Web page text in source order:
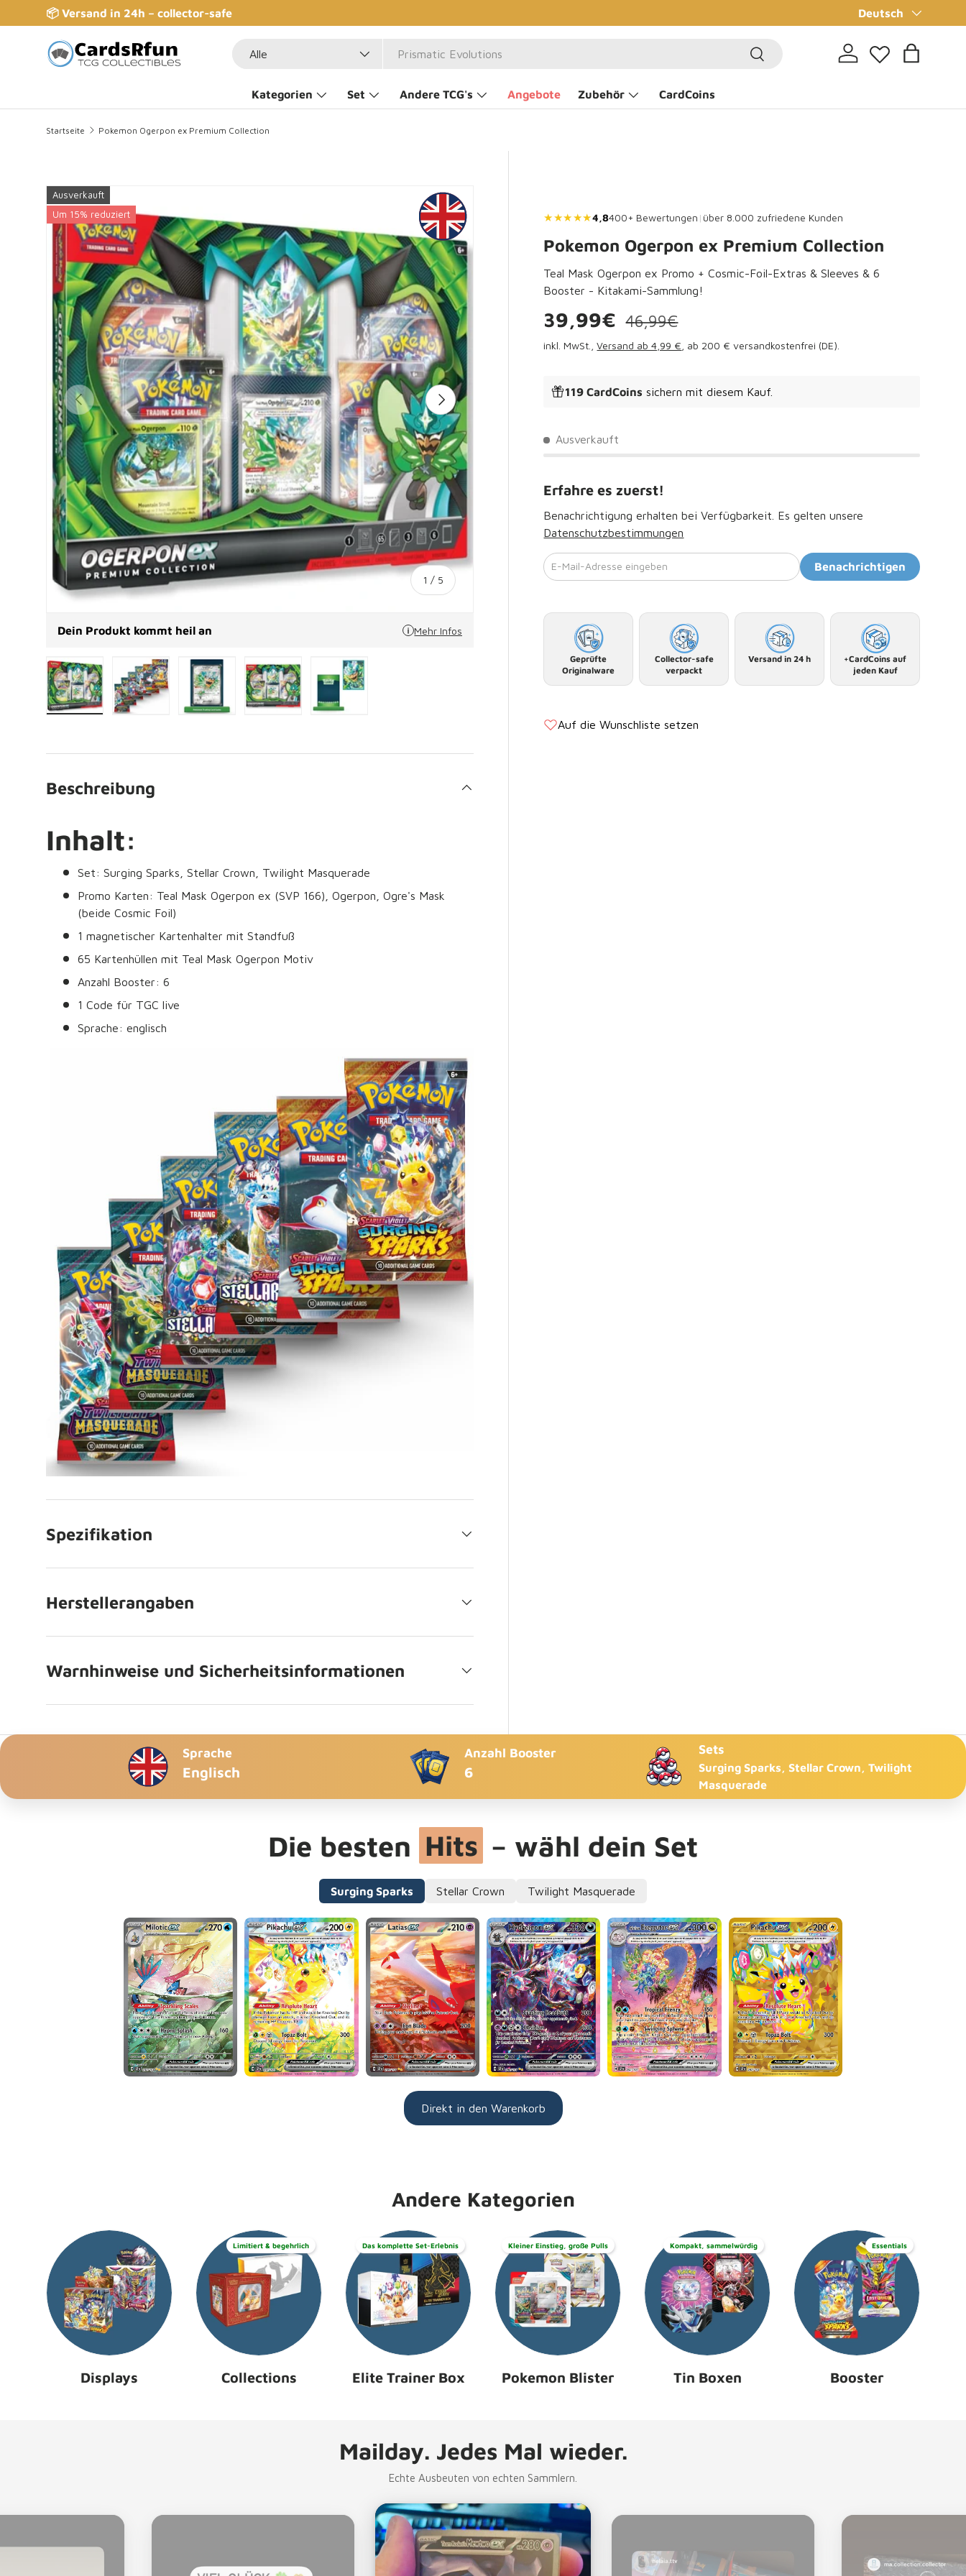
Direkt zum Inhalt
📦 Versand in 24h – collector-safe ✨CardCoins
Sprache
Deutsch
Alle Suchen
Einloggen
Kategorien Set Andere TCG's Angebote Zubehör CardCoins
Startseite Pokemon Ogerpon ex Premium Collection
Zu Produktinformationen springen
Vorherige
1 / von
5
Nächste
Ausverkauft
Um 15% reduziert
Dein Produkt kommt heil an Mehr Infos
★★★★★4,8400+ Bewertungen | über 8.000 zufriedene Kunden
Pokemon Ogerpon ex Premium Collection
Teal Mask Ogerpon ex Promo + Cosmic-Foil-Extras & Sleeves & 6
Booster - Kitakami-Sammlung!
Verkaufspreis
39,99€ Normaler Preis
46,99€
inkl. MwSt.,Versand ab 4,99 € , ab 200 € versandkostenfrei (DE).
119 CardCoins sichern mit diesem Kauf.
Ausverkauft
Erfahre es zuerst!
Benachrichtigung erhalten bei Verfügbarkeit. Es gelten unsere
Datenschutzbestimmungen
E-Mail-Adresse eingeben Benachrichtigen
Geprüfte
Originalware
Collector-safe
verpackt
Versand in 24 h
+CardCoins auf
jeden Kauf
Auf die Wunschliste setzen
Beschreibung
Inhalt:
Set: Surging Sparks, Stellar Crown, Twilight Masquerade
Promo Karten: Teal Mask Ogerpon ex (SVP 166), Ogerpon, Ogre's Mask
(beide Cosmic Foil)
1 magnetischer Kartenhalter mit Standfuß
65 Kartenhüllen mit Teal Mask Ogerpon Motiv
Anzahl Booster: 6
1 Code für TGC live
Sprache: englisch
Spezifikation
Herstellerangaben
Warnhinweise und Sicherheitsinformationen
Sprache
Englisch
Anzahl Booster
6
Sets
Surging Sparks, Stellar Crown, Twilight
Masquerade
Die besten Hits – wähl dein Set
Surging Sparks Stellar Crown Twilight Masquerade
Direkt in den Warenkorb
Andere Kategorien
Displays
Limitiert & begehrlich
Collections
Das komplette Set-Erlebnis
Elite Trainer Box
Kleiner Einstieg, große Pulls
Pokemon Blister
Kompakt, sammelwürdig
Tin Boxen
Essentials
Booster
Mailday. Jedes Mal wieder.
Echte Ausbeuten von echten Sammlern.